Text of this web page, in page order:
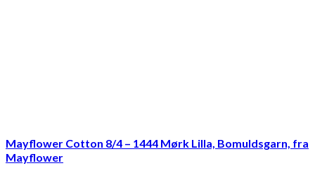
Mayflower Cotton 8/4 – 1444 Mørk Lilla, Bomuldsgarn, fra
Mayflower